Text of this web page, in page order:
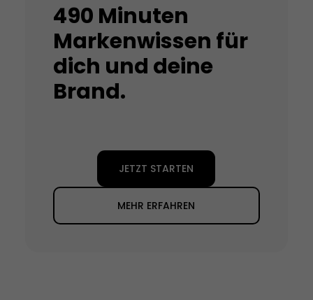
490 Minuten
Markenwissen für
dich und deine
Brand.
JETZT STARTEN
MEHR ERFAHREN